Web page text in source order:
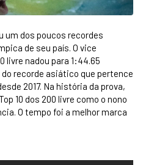
um dos poucos recordes
de seu país. O vice
livre nadou para 1:44.65
recorde asiático que pertence
2017. Na história da prova,
10 dos 200 livre como o nono
O tempo foi a melhor marca